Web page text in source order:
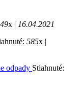
x | 16.04.2021
585x |
odpady Stiahnuté: